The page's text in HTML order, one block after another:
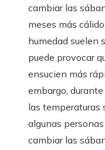
cambiar las
meses más
humedad suelen
puede provocar
ensucien más
embargo,
las temperaturas
algunas
cambiar las